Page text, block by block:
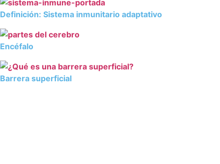
Definición: Sistema inmunitario adaptativo
Encéfalo
Barrera superficial